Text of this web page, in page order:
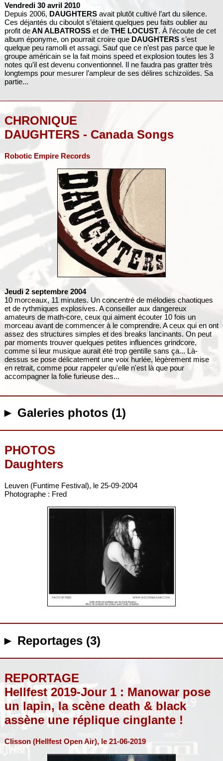
Vendredi 30 avril 2010
Depuis 2006, DAUGHTERSavait plutôt cultivé l’art du silence.
Ces déjantés du ciboulot s’étaient quelques peu faits oublier au
profit deAN ALBATROSSet de THE LOCUST. À l’écoute de cet
album éponyme, on pourrait croire que DAUGHTERSs’est
quelque peu ramolli et assagi. Sauf que ce n’est pas parce que le
groupe américain se la fait moins speed et explosion toutes les 3
notes qu’il est devenu conventionnel. Il ne faudra pas gratter très
longtemps pour mesurer l’ampleur de ses délires schizoïdes. Sa
partie...
CHRONIQUE
DAUGHTERS - Canada Songs
Robotic Empire Records
Jeudi 2 septembre 2004
10 morceaux, 11 minutes. Un concentré de mélodies chaotiques
et de rythmiques explosives. A conseiller aux dangereux
amateurs de math-core, ceux qui aiment écouter 10 fois un
morceau avant de commencer à le comprendre. A ceux qui en ont
assez des structures simples et des breaks lancinants. On peut
par moments trouver quelques petites influences grindcore,
comme si leur musique aurait été trop gentille sans ça... Là-
dessus se pose délicatement une voix hurlée, légèrement mise
en retrait, comme pour rappeler qu'elle n'est là que pour
accompagner la folie furieuse des...
► Galeries photos (1)
PHOTOS
Daughters
Leuven (Funtime Festival), le 25-09-2004
Photographe : Fred
► Reportages (3)
REPORTAGE
Hellfest 2019-Jour 1 : Manowar pose
un lapin, la scène death & black
assène une réplique cinglante !
Clisson (Hellfest Open Air), le 21-06-2019